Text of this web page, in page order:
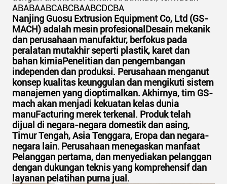
ABABAABCABCBAABCDCBA
Nanjing Guosu Extrusion Equipment Co, Ltd (GS-
MACH) adalah mesin profesionalDesain mekanik
dan perusahaan manufaktur, berfokus pada
peralatan mutakhir seperti plastik, karet dan
bahan kimiaPenelitian dan pengembangan
independen dan produksi. Perusahaan menganut
konsep kualitas keunggulan dan mengikuti sistem
manajemen yang dioptimalkan.Akhirnya, tim GS-
mach akan menjadi kekuatan kelas dunia
manuFacturing merek terkenal. Produk telah
dijual di negara-negara domestik dan asing,
Timur Tengah, Asia Tenggara, Eropa dan negara-
negara lain. Perusahaan menegaskan manfaat
Pelanggan pertama, dan menyediakan pelanggan
dengan dukungan teknis yang komprehensif dan
layanan pelatihan purna jual.